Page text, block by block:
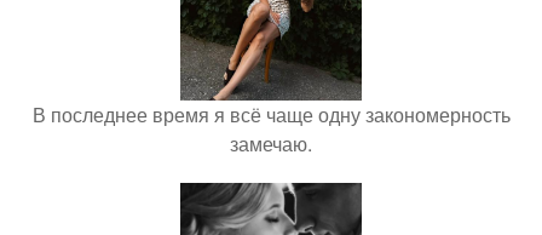
В последнее время я всё чаще одну закономерность
замечаю.